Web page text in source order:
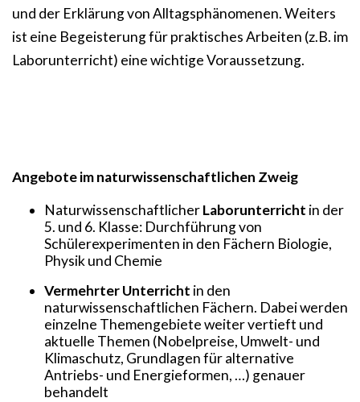
und der Erklärung von Alltagsphänomenen. Weiters
ist eine Begeisterung für praktisches Arbeiten (z.B. im
Laborunterricht) eine wichtige Voraussetzung.
Angebote im naturwissenschaftlichen Zweig
NaturwissenschaftlicherLaborunterricht in der
5. und 6. Klasse: Durchführung von
Schülerexperimenten in den Fächern Biologie,
Physik und Chemie
Vermehrter Unterricht in den
naturwissenschaftlichen Fächern. Dabei werden
einzelne Themengebiete weiter vertieft und
aktuelle Themen (Nobelpreise, Umwelt- und
Klimaschutz, Grundlagen für alternative
Antriebs- und Energieformen, …) genauer
behandelt